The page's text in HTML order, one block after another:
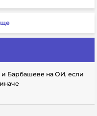
Барбашеве на ОИ, если